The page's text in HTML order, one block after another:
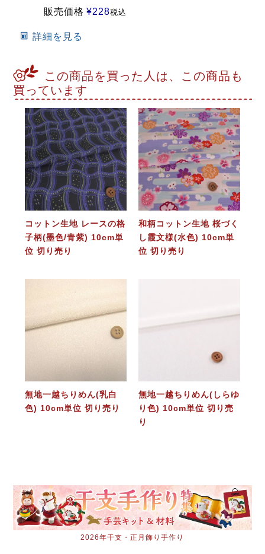
販売価格 ¥228税込
詳細を見る
この商品を買った人は、この商品も
買っています
コットン生地 レースの格
子柄(墨色/青紫) 10cm単
位 切り売り
和柄コットン生地 桜づく
し霞文様(水色) 10cm単
位 切り売り
無地一越ちりめん(乳白
色) 10cm単位 切り売り
無地一越ちりめん(しらゆ
り色) 10cm単位 切り売
り
2026年干支・正月飾り手作り